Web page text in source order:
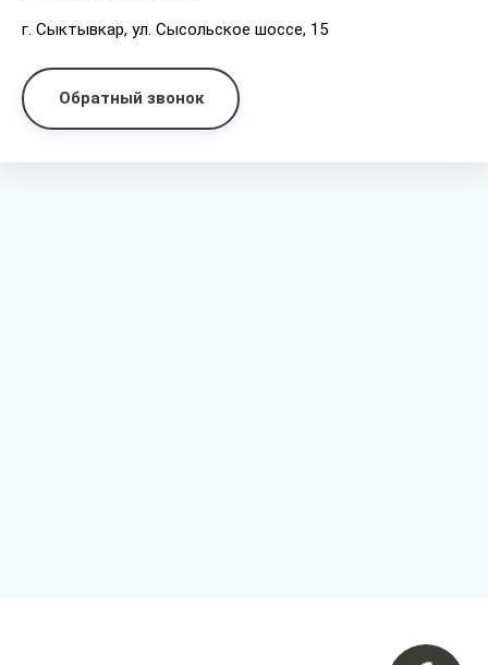
г. Сыктывкар, ул. Сысольское шоссе, 15
Обратный звонок